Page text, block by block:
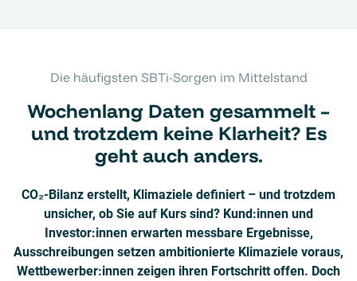
Die häufigsten SBTi-Sorgen im Mittelstand
Wochenlang Daten gesammelt –
und trotzdem keine Klarheit? Es
geht auch anders.
CO₂-Bilanz erstellt, Klimaziele definiert – und trotzdem
unsicher, ob Sie auf Kurs sind? Kund:innen und
Investor:innen erwarten messbare Ergebnisse,
Ausschreibungen setzen ambitionierte Klimaziele voraus,
Wettbewerber:innen zeigen ihren Fortschritt offen. Doch